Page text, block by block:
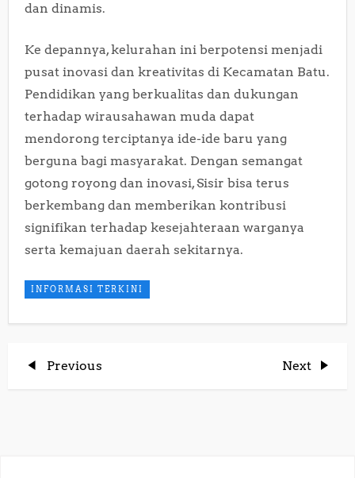
dan dinamis.
Ke depannya, kelurahan ini berpotensi menjadi
pusat inovasi dan kreativitas di Kecamatan Batu.
Pendidikan yang berkualitas dan dukungan
terhadap wirausahawan muda dapat
mendorong terciptanya ide-ide baru yang
berguna bagi masyarakat. Dengan semangat
gotong royong dan inovasi, Sisir bisa terus
berkembang dan memberikan kontribusi
signifikan terhadap kesejahteraan warganya
serta kemajuan daerah sekitarnya.
INFORMASI TERKINI
P
Previous
Previous
Next
Next